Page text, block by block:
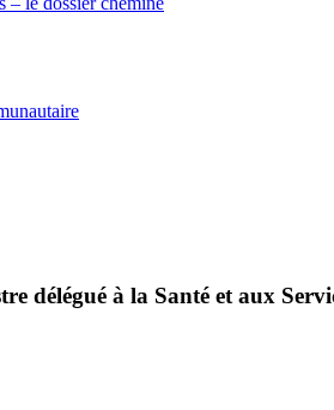
délégué à la Santé et aux